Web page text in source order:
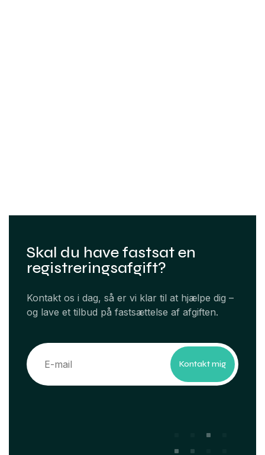
Skal du have fastsat en
registreringsafgift?
Kontakt os i dag, så er vi klar til at hjælpe dig –
og lave et tilbud på fastsættelse af afgiften.
Kontakt mig